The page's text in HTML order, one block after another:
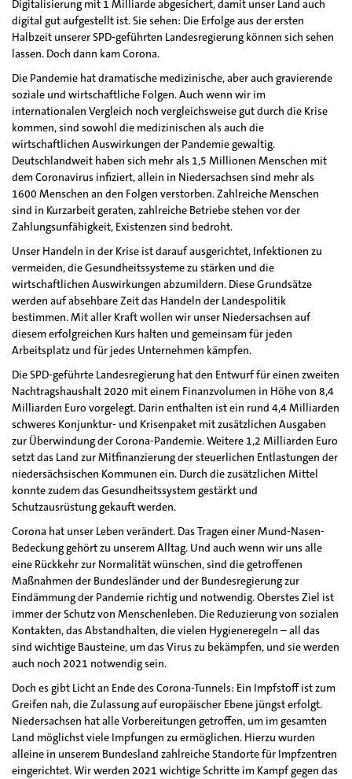
Digitalisierung mit 1 Milliarde abgesichert, damit unser Land auch
digital gut aufgestellt ist. Sie sehen: Die Erfolge aus der ersten
Halbzeit unserer SPD-geführten Landesregierung können sich sehen
lassen. Doch dann kam Corona.
Die Pandemie hat dramatische medizinische, aber auch gravierende
soziale und wirtschaftliche Folgen. Auch wenn wir im
internationalen Vergleich noch vergleichsweise gut durch die Krise
kommen, sind sowohl die medizinischen als auch die
wirtschaftlichen Auswirkungen der Pandemie gewaltig.
Deutschlandweit haben sich mehr als 1,5 Millionen Menschen mit
dem Coronavirus infiziert, allein in Niedersachsen sind mehr als
1600 Menschen an den Folgen verstorben. Zahlreiche Menschen
sind in Kurzarbeit geraten, zahlreiche Betriebe stehen vor der
Zahlungsunfähigkeit, Existenzen sind bedroht.
Unser Handeln in der Krise ist darauf ausgerichtet, Infektionen zu
vermeiden, die Gesundheitssysteme zu stärken und die
wirtschaftlichen Auswirkungen abzumildern. Diese Grundsätze
werden auf absehbare Zeit das Handeln der Landespolitik
bestimmen. Mit aller Kraft wollen wir unser Niedersachsen auf
diesem erfolgreichen Kurs halten und gemeinsam für jeden
Arbeitsplatz und für jedes Unternehmen kämpfen.
Die SPD-geführte Landesregierung hat den Entwurf für einen zweiten
Nachtragshaushalt 2020 mit einem Finanzvolumen in Höhe von 8,4
Milliarden Euro vorgelegt. Darin enthalten ist ein rund 4,4 Milliarden
schweres Konjunktur- und Krisenpaket mit zusätzlichen Ausgaben
zur Überwindung der Corona-Pandemie. Weitere 1,2 Milliarden Euro
setzt das Land zur Mitfinanzierung der steuerlichen Entlastungen der
niedersächsischen Kommunen ein. Durch die zusätzlichen Mittel
konnte zudem das Gesundheitssystem gestärkt und
Schutzausrüstung gekauft werden.
Corona hat unser Leben verändert. Das Tragen einer Mund-Nasen-
Bedeckung gehört zu unserem Alltag. Und auch wenn wir uns alle
eine Rückkehr zur Normalität wünschen, sind die getroffenen
Maßnahmen der Bundesländer und der Bundesregierung zur
Eindämmung der Pandemie richtig und notwendig. Oberstes Ziel ist
immer der Schutz von Menschenleben. Die Reduzierung von sozialen
Kontakten, das Abstandhalten, die vielen Hygieneregeln – all das
sind wichtige Bausteine, um das Virus zu bekämpfen, und sie werden
auch noch 2021 notwendig sein.
Doch es gibt Licht an Ende des Corona-Tunnels: Ein Impfstoff ist zum
Greifen nah, die Zulassung auf europäischer Ebene jüngst erfolgt.
Niedersachsen hat alle Vorbereitungen getroffen, um im gesamten
Land möglichst viele Impfungen zu ermöglichen. Hierzu wurden
alleine in unserem Bundesland zahlreiche Standorte für Impfzentren
eingerichtet. Wir werden 2021 wichtige Schritte im Kampf gegen das